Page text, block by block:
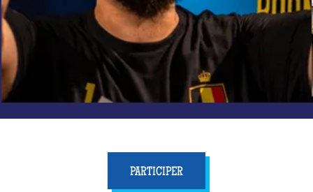
PARTICIPER